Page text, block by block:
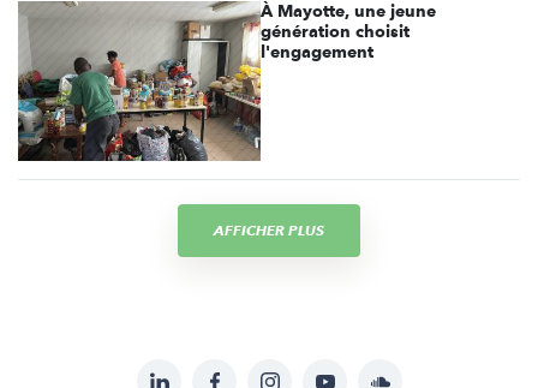
À Mayotte, une jeune
génération choisit
l'engagement
AFFICHER PLUS
LinkedInFacebookInstagramYouTubeSoundcloud